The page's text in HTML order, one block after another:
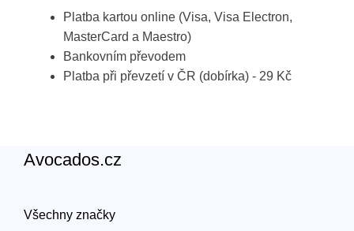
Platba kartou online (Visa, Visa Electron,
MasterCard a Maestro)
Bankovním převodem
Platba při převzetí v ČR (dobírka) - 29 Kč
Avocados.cz
Všechny značky